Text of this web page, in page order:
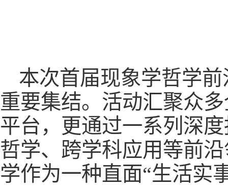
本次首届现象学哲学
重要集结。活动汇聚众
平台，更通过一系列深
哲学、跨学科应用等前
学作为一种直面“生活实